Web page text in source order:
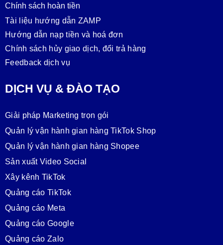
Chính sách hoàn tiền
Tài liệu hướng dẫn ZAMP
Hướng dẫn nạp tiền và hoá đơn
Chính sách hủy giao dịch, đổi trả hàng
Feedback dịch vụ
DỊCH VỤ & ĐÀO TẠO
Giải pháp Marketing trọn gói
Quản lý vận hành gian hàng TikTok Shop
Quản lý vận hành gian hàng Shopee
Sản xuất Video Social
Xây kênh TikTok
Quảng cáo TikTok
Quảng cáo Meta
Quảng cáo Google
Quảng cáo Zalo